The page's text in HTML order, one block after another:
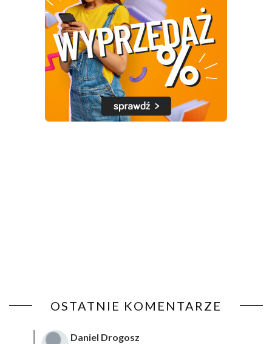
OSTATNIE KOMENTARZE
Daniel Drogosz